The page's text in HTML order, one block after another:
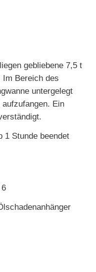
gebliebene 7,5 t
Bereich des
untergelegt
Ein
1 Stunde beendet